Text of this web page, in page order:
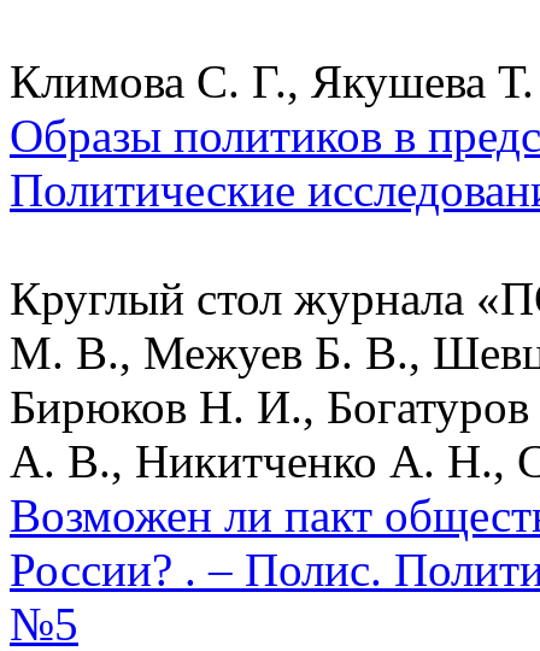
Климова С. Г., Якушева
Образы политиков в
Политические
Круглый стол журнала
М. В., Межуев Б. В.,
Бирюков Н. И.,
А. В., Никитченко А. Н.,
Возможен ли пакт
России? . – Полис.
№5